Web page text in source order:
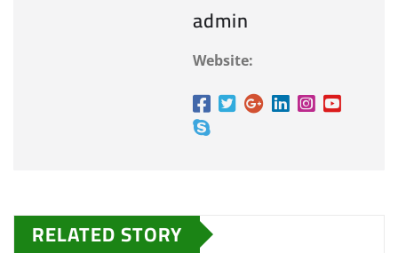
admin
Website:
RELATED STORY